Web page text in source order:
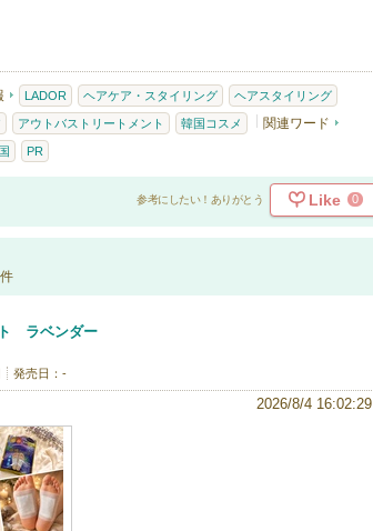
LADOR ヘアケア・スタイリング ヘアスタイリング
アウトバストリートメント 韓国コスメ 関連ワード
PR
参考にしたい！ありがとう Like 0
件
ラベンダー
発売日：-
2026/8/4 16:02:29